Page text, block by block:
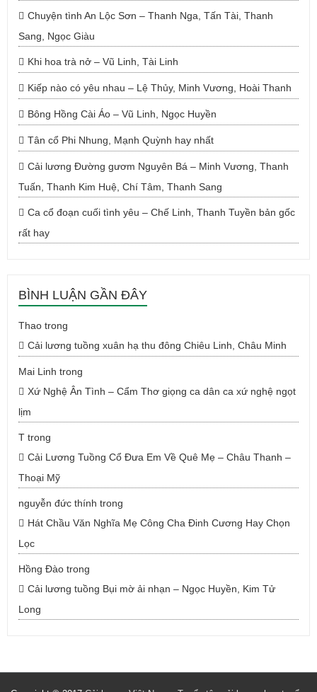
Chuyện tình An Lộc Sơn – Thanh Nga, Tấn Tài, Thanh
Sang, Ngọc Giàu
Khi hoa trà nở – Vũ Linh, Tài Linh
Kiếp nào có yêu nhau – Lệ Thủy, Minh Vương, Hoài Thanh
Bông Hồng Cài Áo – Vũ Linh, Ngọc Huyền
Tân cổ Phi Nhung, Mạnh Quỳnh hay nhất
Cải lương Đường gươm Nguyên Bá – Minh Vương, Thanh
Tuấn, Thanh Kim Huệ, Chí Tâm, Thanh Sang
Ca cổ đoạn cuối tình yêu – Chế Linh, Thanh Tuyền bản gốc
rất hay
BÌNH LUẬN GẦN ĐÂY
Thao trong
Cải lương tuồng xuân hạ thu đông Chiêu Linh, Châu Minh
Mai Linh trong
Xứ Nghệ Ân Tình – Cẩm Thơ giọng ca dân ca xứ nghệ ngọt
lịm
T trong
Cải Lương Tuồng Cổ Đưa Em Về Quê Mẹ – Châu Thanh –
Thoại Mỹ
nguyễn đức thính trong
Hát Chầu Văn Nghĩa Mẹ Công Cha Đinh Cương Hay Chọn
Lọc
Hồng Đào trong
Cải lương tuồng Bụi mờ ải nhạn – Ngọc Huyền, Kim Tử
Long